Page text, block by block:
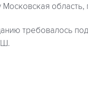
требовалось